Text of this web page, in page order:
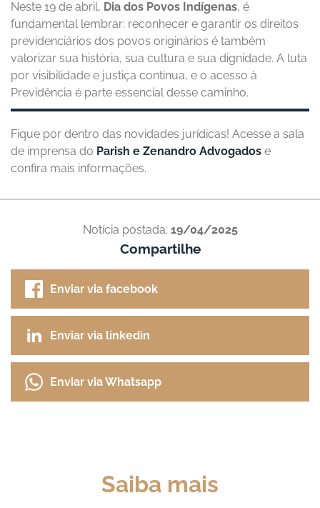
Neste 19 de abril, Dia dos Povos Indígenas, é
fundamental lembrar: reconhecer e garantir os direitos
previdenciários dos povos originários é também
valorizar sua história, sua cultura e sua dignidade. A luta
por visibilidade e justiça continua, e o acesso à
Previdência é parte essencial desse caminho.
Fique por dentro das novidades jurídicas! Acesse a sala
de imprensa do Parish e Zenandro Advogados e
confira mais informações.
Notícia postada: 19/04/2025
Compartilhe
Enviar via facebook
Enviar via linkedin
Enviar via Whatsapp
Saiba mais